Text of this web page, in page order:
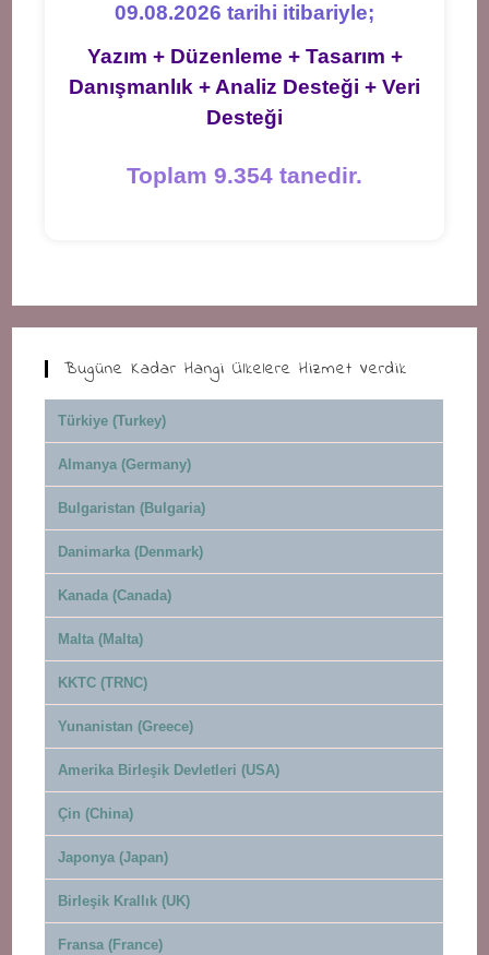
09.08.2026 tarihi itibariyle;
Yazım + Düzenleme + Tasarım +
Danışmanlık + Analiz Desteği + Veri
Desteği
Toplam 9.354 tanedir.
Bugüne Kadar Hangi Ülkelere Hizmet Verdik
Türkiye (Turkey)
Almanya (Germany)
Bulgaristan (Bulgaria)
Danimarka (Denmark)
Kanada (Canada)
Malta (Malta)
KKTC (TRNC)
Yunanistan (Greece)
Amerika Birleşik Devletleri (USA)
Çin (China)
Japonya (Japan)
Birleşik Krallık (UK)
Fransa (France)